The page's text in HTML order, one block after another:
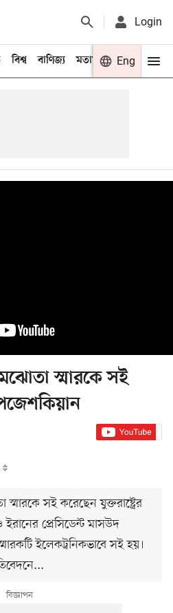
Login
বিশ্ব বাণিজ্য মতামত খেলা
Eng
স্মারকে সই
সই করেছেন যুক্তরাষ্ট্রের
ইরানের প্রেসিডেন্ট মাসউদ
ইলেকট্রনিকভাবে সই হয়।